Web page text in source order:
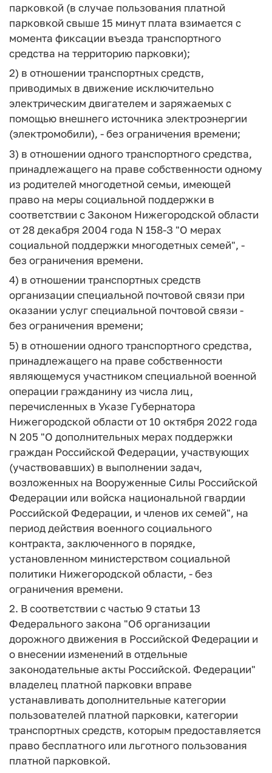
парковкой (в случае пользования платной
парковкой свыше 15 минут плата взимается с
момента фиксации въезда транспортного
средства на территорию парковки);
2) в отношении транспортных средств,
приводимых в движение исключительно
электрическим двигателем и заряжаемых с
помощью внешнего источника электроэнергии
(электромобили), - без ограничения времени;
3) в отношении одного транспортного средства,
принадлежащего на праве собственности одному
из родителей многодетной семьи, имеющей
право на меры социальной поддержки в
соответствии с Законом Нижегородской области
от 28 декабря 2004 года N 158-З "О мерах
социальной поддержки многодетных семей", -
без ограничения времени.
4) в отношении транспортных средств
организации специальной почтовой связи при
оказании услуг специальной почтовой связи -
без ограничения времени;
5) в отношении одного транспортного средства,
принадлежащего на праве собственности
являющемуся участником специальной военной
операции гражданину из числа лиц,
перечисленных в Указе Губернатора
Нижегородской области от 10 октября 2022 года
N 205 "О дополнительных мерах поддержки
граждан Российской Федерации, участвующих
(участвовавших) в выполнении задач,
возложенных на Вооруженные Силы Российской
Федерации или войска национальной гвардии
Российской Федерации, и членов их семей", на
период действия военного социального
контракта, заключенного в порядке,
установленном министерством социальной
политики Нижегородской области, - без
ограничения времени.
2. В соответствии с частью 9 статьи 13
Федерального закона "Об организации
дорожного движения в Российской Федерации и
о внесении изменений в отдельные
законодательные акты Российской. Федерации"
владелец платной парковки вправе
устанавливать дополнительные категории
пользователей платной парковки, категории
транспортных средств, которым предоставляется
право бесплатного или льготного пользования
платной парковкой.